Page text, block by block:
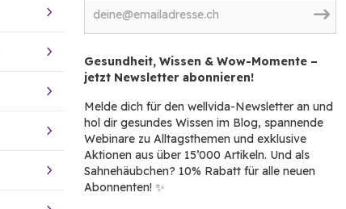
Gesundheit, Wissen & Wow-Momente –
jetzt Newsletter abonnieren!
Melde dich für den wellvida-Newsletter an und
hol dir gesundes Wissen im Blog, spannende
Webinare zu Alltagsthemen und exklusive
Aktionen aus über 15’000 Artikeln. Und als
Sahnehäubchen? 10% Rabatt für alle neuen
Abonnenten! ✨